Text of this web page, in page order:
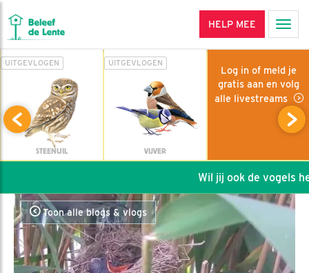
HELP MEE
UITGEVLOGEN
STEENUIL
UITGEVLOGEN
VIJVER
Log in of meld je
gratis aan en volg
alle livestreams
Wil jij ook de vogels
Toon alle blogs & vlogs